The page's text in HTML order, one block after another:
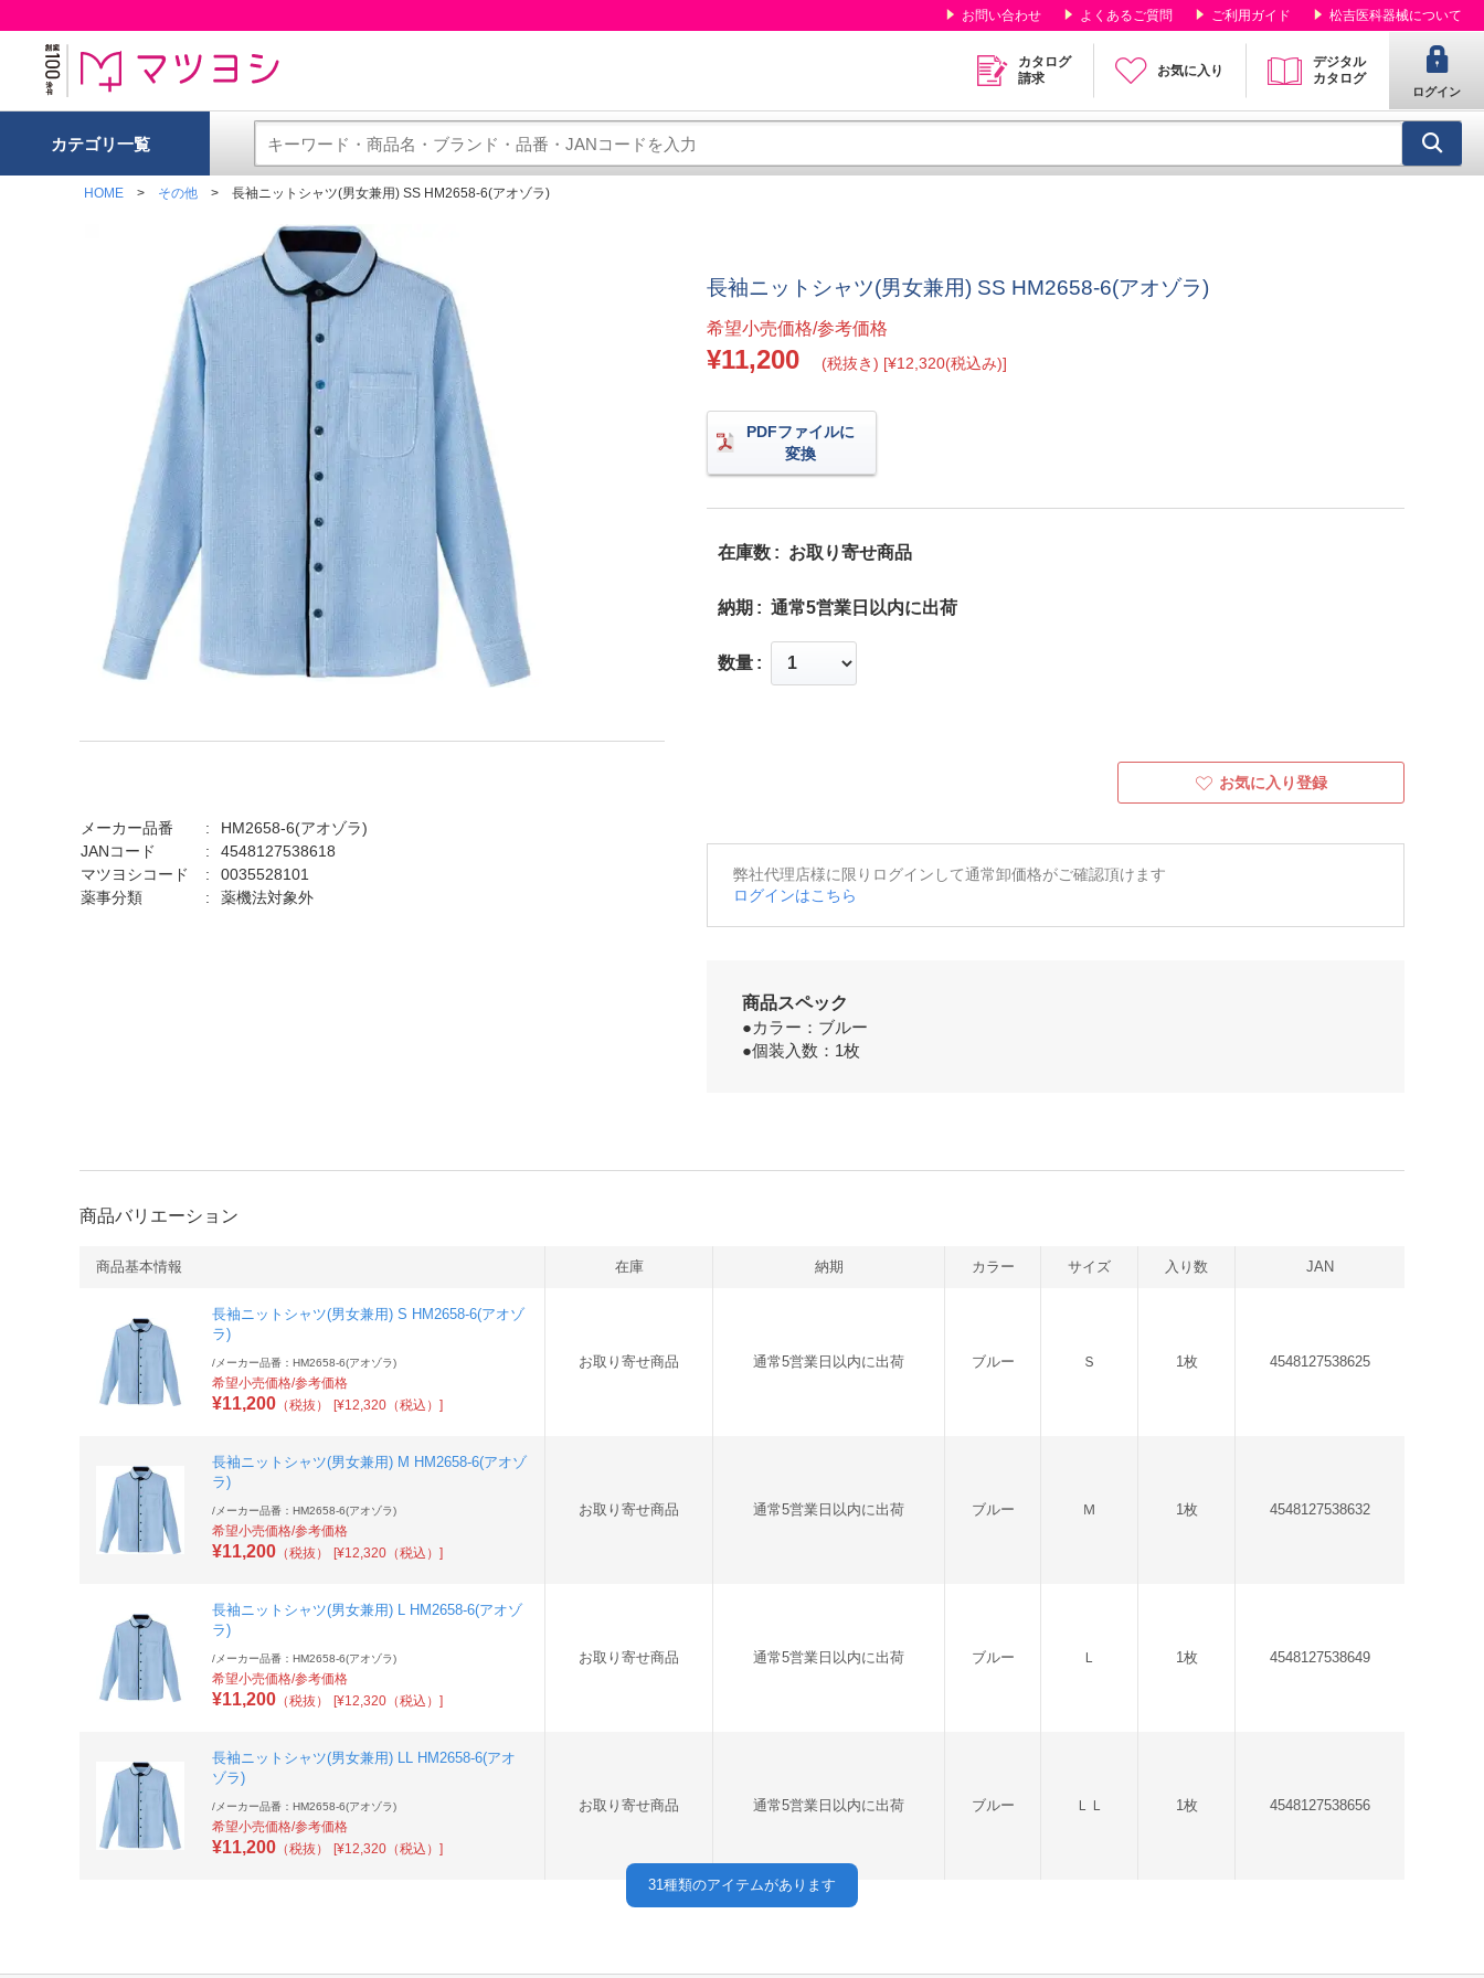
お問い合わせ よくあるご質問 ご利用ガイド 松吉医科器械について
カタログ
請求
お気に入り
デジタル
カタログ
ログイン
カテゴリ一覧
HOME その他 長袖ニットシャツ(男女兼用) SS HM2658-6(アオゾラ)
メーカー品番
HM2658-6(アオゾラ)
JANコード
4548127538618
マツヨシコード
0035528101
薬事分類
薬機法対象外
長袖ニットシャツ(男女兼用) SS HM2658-6(アオゾラ)
希望小売価格/参考価格
¥11,200 (税抜き) [¥12,320(税込み)]
PDFファイルに
変換
在庫数 お取り寄せ商品
納期 通常5営業日以内に出荷
数量
お気に入り登録
弊社代理店様に限りログインして通常卸価格がご確認頂けます
ログインはこちら
商品スペック
●カラー：ブルー
●個装入数：1枚
商品バリエーション
商品基本情報 在庫 納期 カラー サイズ 入り数 JAN
長袖ニットシャツ(男女兼用) S HM2658-6(アオゾ
ラ)
/ メーカー品番：HM2658-6(アオゾラ)
希望小売価格/参考価格
¥11,200 （税抜） [¥12,320（税込）]
お取り寄せ商品 通常5営業日以内に出荷 ブルー Ｓ 1枚 4548127538625
長袖ニットシャツ(男女兼用) M HM2658-6(アオゾ
ラ)
/ メーカー品番：HM2658-6(アオゾラ)
希望小売価格/参考価格
¥11,200 （税抜） [¥12,320（税込）]
お取り寄せ商品 通常5営業日以内に出荷 ブルー Ｍ 1枚 4548127538632
長袖ニットシャツ(男女兼用) L HM2658-6(アオゾ
ラ)
/ メーカー品番：HM2658-6(アオゾラ)
希望小売価格/参考価格
¥11,200 （税抜） [¥12,320（税込）]
お取り寄せ商品 通常5営業日以内に出荷 ブルー Ｌ 1枚 4548127538649
長袖ニットシャツ(男女兼用) LL HM2658-6(アオ
ゾラ)
/ メーカー品番：HM2658-6(アオゾラ)
希望小売価格/参考価格
¥11,200 （税抜） [¥12,320（税込）]
お取り寄せ商品 通常5営業日以内に出荷 ブルー ＬＬ 1枚 4548127538656
31種類のアイテムがあります